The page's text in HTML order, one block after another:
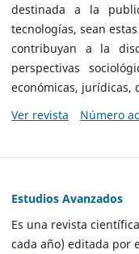
destinada a la
tecnologías, sean
contribuyan a la
perspectivas
económicas, jurídicas,
Ver revista
Número
Estudios Avanzados
Es una revista
cada año) editada por